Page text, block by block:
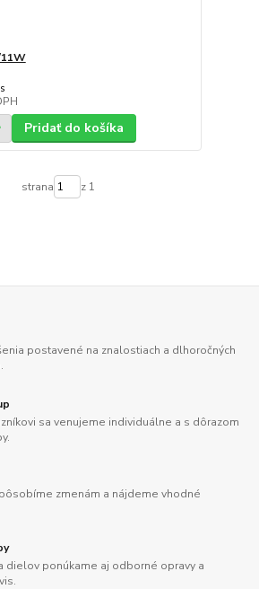
Pridať do košíka
strana z 1
postavené na znalostiach a dlhoročných
sa venujeme individuálne a s dôrazom
zmenám a nájdeme vhodné
dielov ponúkame aj odborné opravy a